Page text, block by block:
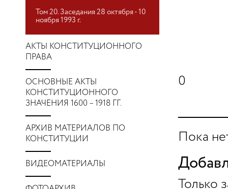
Том 20. Заседания 28 октября - 10
ноября 1993 г.
АКТЫ КОНСТИТУЦИОННОГО
ПРАВА
ОСНОВНЫЕ АКТЫ
КОНСТИТУЦИОННОГО
ЗНАЧЕНИЯ 1600 – 1918 ГГ.
АРХИВ МАТЕРИАЛОВ ПО
КОНСТИТУЦИИ
ВИДЕОМАТЕРИАЛЫ
0
Пока
Только